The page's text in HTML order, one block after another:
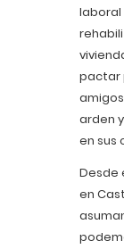
laboral
pactar
arden
en sus
Desde
en